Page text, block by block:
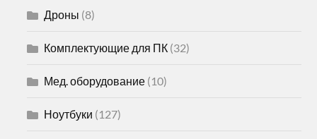
Дроны (8)
Комплектующие для ПК (32)
Мед. оборудование (10)
Ноутбуки (127)